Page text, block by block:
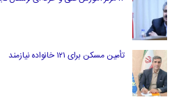
تأمین مسکن برای ۱۲۱ خانواده نیازمند